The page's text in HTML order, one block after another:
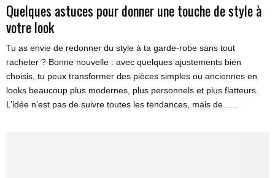
Quelques astuces pour donner une touche de style à
votre look
Tu as envie de redonner du style à ta garde-robe sans tout
racheter ? Bonne nouvelle : avec quelques ajustements bien
choisis, tu peux transformer des pièces simples ou anciennes en
looks beaucoup plus modernes, plus personnels et plus flatteurs.
L’idée n’est pas de suivre toutes les tendances, mais de......